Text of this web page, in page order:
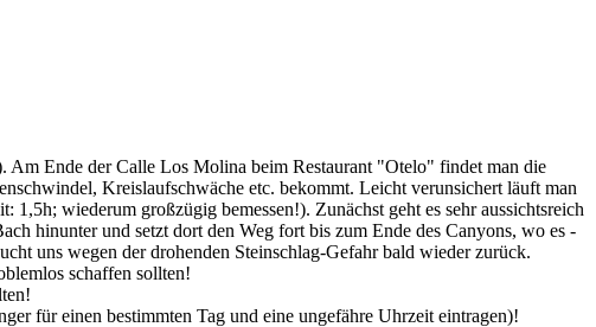
Am Ende der Calle Los Molina beim Restaurant "Otelo" findet man die
Kreislaufschwäche etc. bekommt. Leicht verunsichert läuft man
wiederum großzügig bemessen!). Zunächst geht es sehr aussichtsreich
hinunter und setzt dort den Weg fort bis zum Ende des Canyons, wo es -
uns wegen der drohenden Steinschlag-Gefahr bald wieder zurück.
schaffen sollten!
für einen bestimmten Tag und eine ungefähre Uhrzeit eintragen)!